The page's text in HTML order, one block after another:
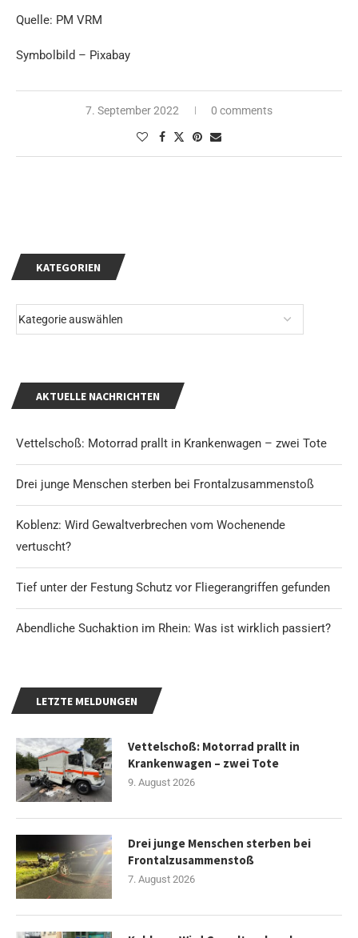
Quelle: PM VRM
Symbolbild – Pixabay
7. September 2022 0 comments
KATEGORIEN
AKTUELLE NACHRICHTEN
Vettelschoß: Motorrad prallt in Krankenwagen – zwei Tote
Drei junge Menschen sterben bei Frontalzusammenstoß
Koblenz: Wird Gewaltverbrechen vom Wochenende
vertuscht?
Tief unter der Festung Schutz vor Fliegerangriffen gefunden
Abendliche Suchaktion im Rhein: Was ist wirklich passiert?
LETZTE MELDUNGEN
Vettelschoß: Motorrad prallt in
Krankenwagen – zwei Tote
9. August 2026
Drei junge Menschen sterben bei
Frontalzusammenstoß
7. August 2026